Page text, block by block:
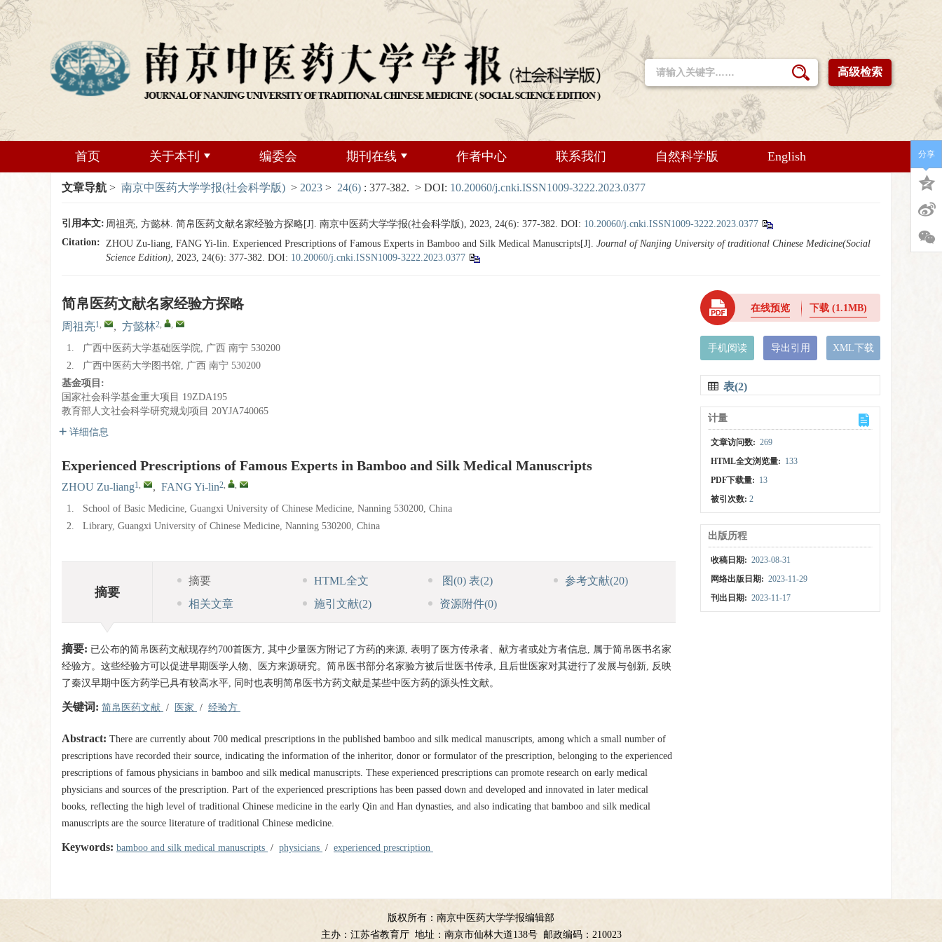
高级检索
首页 关于本刊 编委会 期刊在线 作者中心 联系我们 自然科学版 English
文章导航 > 南京中医药大学学报(社会科学版) > 2023 > 24(6) : 377-382. > DOI: 10.20060/j.cnki.ISSN1009-3222.2023.0377
引用本文: 周祖亮, 方懿林. 简帛医药文献名家经验方探略[J]. 南京中医药大学学报(社会科学版), 2023, 24(6): 377-382. DOI: 10.20060/j.cnki.ISSN1009-3222.2023.0377
Citation: ZHOU Zu-liang, FANG Yi-lin. Experienced Prescriptions of Famous Experts in Bamboo and Silk Medical Manuscripts[J]. Journal of Nanjing University of traditional Chinese Medicine(Social
Science Edition), 2023, 24(6): 377-382. DOI: 10.20060/j.cnki.ISSN1009-3222.2023.0377
简帛医药文献名家经验方探略
周祖亮1, , 方懿林2, ,
1.
广西中医药大学基础医学院, 广西 南宁 530200
2.
广西中医药大学图书馆, 广西 南宁 530200
基金项目:
国家社会科学基金重大项目 19ZDA195
教育部人文社会科学研究规划项目 20YJA740065
详细信息
Experienced Prescriptions of Famous Experts in Bamboo and Silk Medical Manuscripts
ZHOU Zu-liang1, , FANG Yi-lin2, ,
1.
School of Basic Medicine, Guangxi University of Chinese Medicine, Nanning 530200, China
2.
Library, Guangxi University of Chinese Medicine, Nanning 530200, China
摘要
摘要 HTML全文 图(0) 表(2) 参考文献(20)
相关文章
施引文献(2) 资源附件(0)
摘要: 已公布的简帛医药文献现存约700首医方, 其中少量医方附记了方药的来源, 表明了医方传承者、献方者或处方者信息, 属于简帛医书名家
经验方。这些经验方可以促进早期医学人物、医方来源研究。简帛医书部分名家验方被后世医书传承, 且后世医家对其进行了发展与创新, 反映
了秦汉早期中医方药学已具有较高水平, 同时也表明简帛医书方药文献是某些中医方药的源头性文献。
关键词: 简帛医药文献 / 医家 / 经验方
Abstract: There are currently about 700 medical prescriptions in the published bamboo and silk medical manuscripts, among which a small number of
prescriptions have recorded their source, indicating the information of the inheritor, donor or formulator of the prescription, belonging to the experienced
prescriptions of famous physicians in bamboo and silk medical manuscripts. These experienced prescriptions can promote research on early medical
physicians and sources of the prescription. Part of the experienced prescriptions has been passed down and developed and innovated in later medical
books, reflecting the high level of traditional Chinese medicine in the early Qin and Han dynasties, and also indicating that bamboo and silk medical
manuscripts are the source literature of traditional Chinese medicine.
Keywords: bamboo and silk medical manuscripts / physicians / experienced prescription
在线预览 下载(1.1MB)
手机阅读 导出引用 XML下载
表(2)
计量
文章访问数: 269
HTML全文浏览量: 133
PDF下载量: 13
被引次数:2
出版历程
收稿日期: 2023-08-31
网络出版日期: 2023-11-29
刊出日期: 2023-11-17
分享
版权所有：南京中医药大学学报编辑部
主办：江苏省教育厅 地址：南京市仙林大道138号 邮政编码：210023